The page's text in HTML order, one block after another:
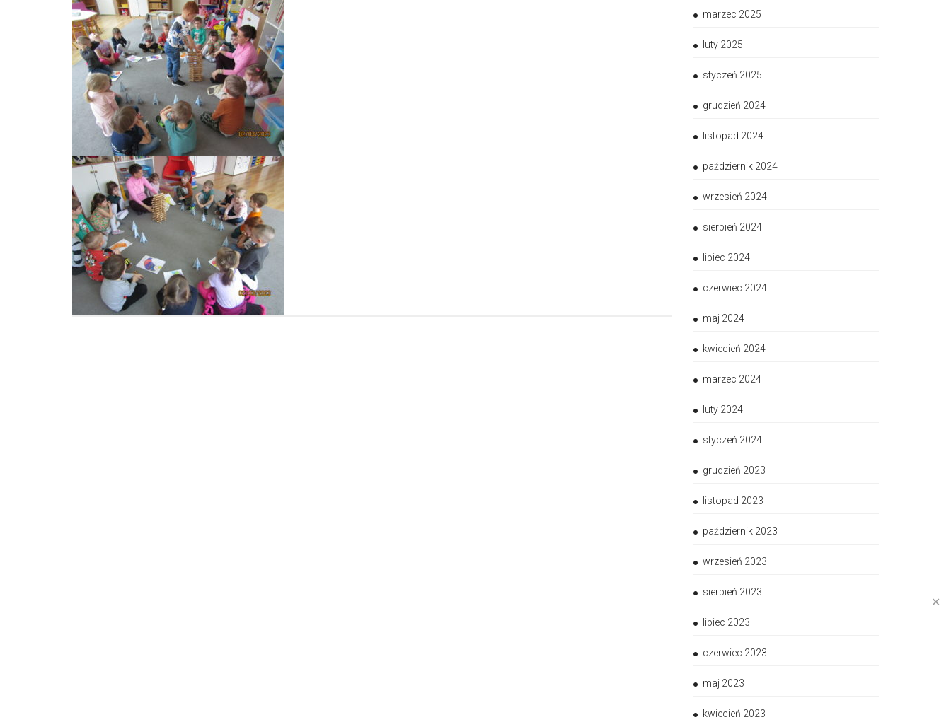
✕
marzec 2025
luty 2025
styczeń 2025
grudzień 2024
listopad 2024
październik 2024
wrzesień 2024
sierpień 2024
lipiec 2024
czerwiec 2024
maj 2024
kwiecień 2024
marzec 2024
luty 2024
styczeń 2024
grudzień 2023
listopad 2023
październik 2023
wrzesień 2023
sierpień 2023
lipiec 2023
czerwiec 2023
maj 2023
kwiecień 2023